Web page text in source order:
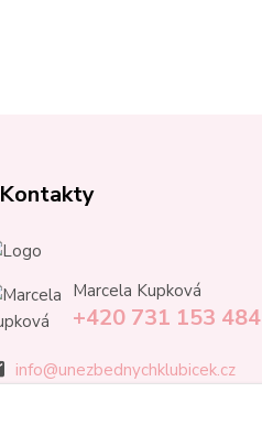
Kontakty
Marcela Kupková
+420 731 153 484
info@unezbednychklubicek.cz